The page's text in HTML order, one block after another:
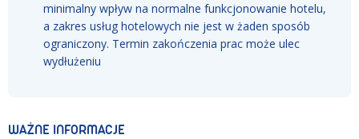
minimalny wpływ na normalne funkcjonowanie hotelu,
a zakres usług hotelowych nie jest w żaden sposób
ograniczony. Termin zakończenia prac może ulec
wydłużeniu
WAŻNE INFORMACJE